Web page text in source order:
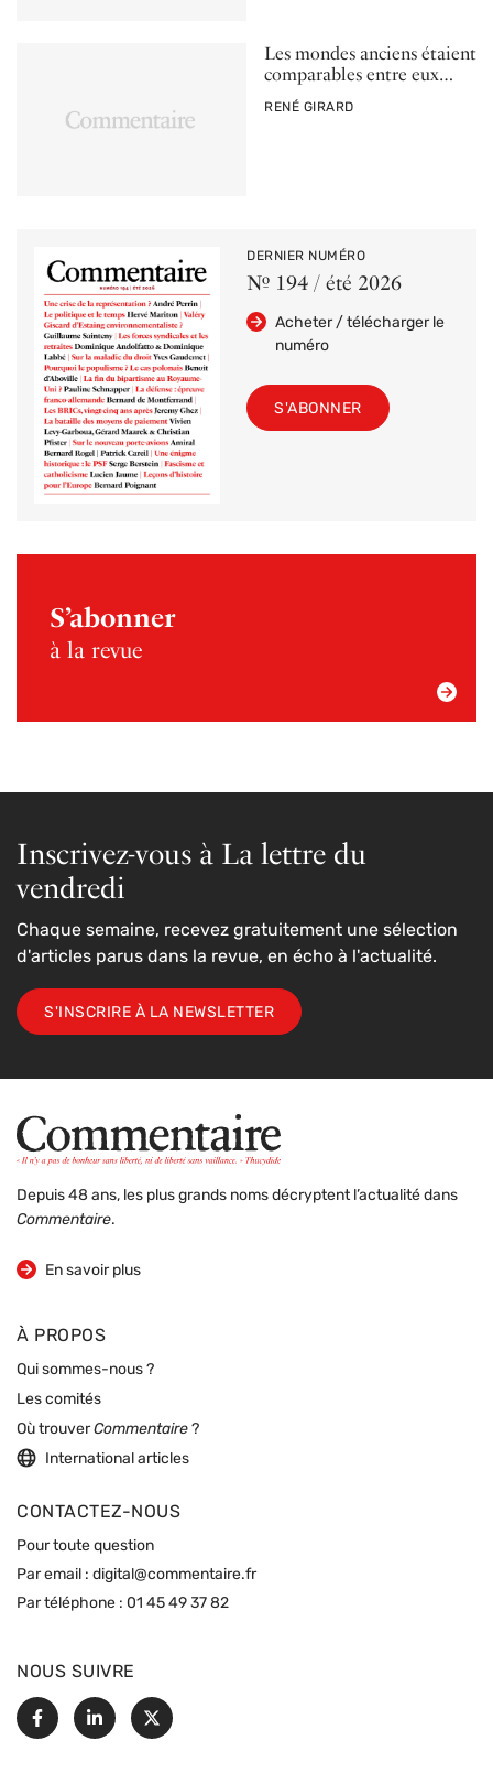
Les mondes anciens étaient
comparables entre eux…
PAR
RENÉ GIRARD
DERNIER NUMÉRO
Nº 194 / été 2026
Acheter / télécharger le
numéro
S'ABONNER
S’abonner
à la revue
Inscrivez-vous à La lettre du
vendredi
Chaque semaine, recevez gratuitement une sélection
d'articles parus dans la revue, en écho à l'actualité.
S'INSCRIRE À LA NEWSLETTER
Depuis 48 ans, les plus grands noms décryptent l’actualité dans
Commentaire.
En savoir plus
sur la revue
À PROPOS
Qui sommes-nous ?
Les comités
Où trouverCommentaire ?
International articles
CONTACTEZ-NOUS
Pour toute question
Par email : digital@commentaire.fr
Par téléphone : 01 45 49 37 82
NOUS SUIVRE
FacebookLinkedin
X